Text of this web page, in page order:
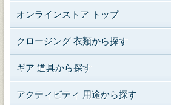
オンラインストア トップ
クロージング 衣類から探す
ギア 道具から探す
アクティビティ 用途から探す